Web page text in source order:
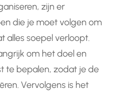
zijn er
die je moet volgen om
alles soepel verloopt.
om het doel en
te bepalen, zodat je de
Vervolgens is het